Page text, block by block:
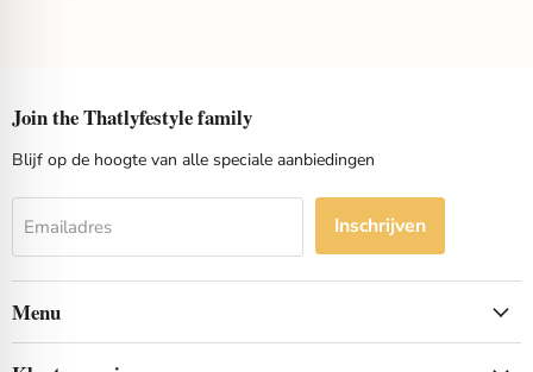
Join the Thatlyfestyle family
Blijf op de hoogte van alle speciale aanbiedingen
Emailadres Inschrijven
Menu